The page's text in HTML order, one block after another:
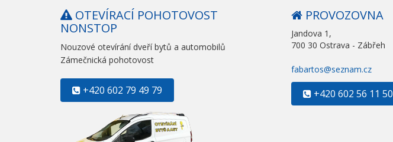
OTEVÍRACÍ POHOTOVOST
NONSTOP
Nouzové otevírání dveří bytů a automobilů
Zámečnická pohotovost
+420 602 79 49 79
PROVOZOVNA
Jandova 1,
700 30 Ostrava - Zábřeh
fabartos@seznam.cz
+420 602 56 11 50